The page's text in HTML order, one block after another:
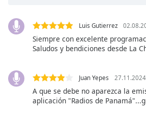
Chapters
Descriptions
off
selected
Luis Gutierrez
Siempre con excelente
Saludos y bendiciones desde La
Juan Yepes 27.11.2024
A que se debe no aparezca la
aplicación "Radios de